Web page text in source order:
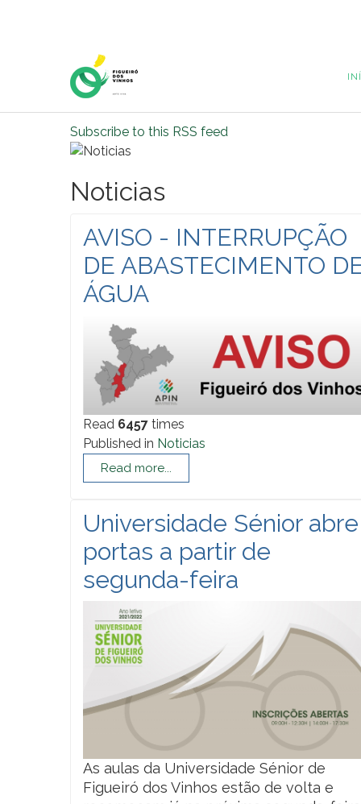
Subscribe to this RSS feed
Noticias
AVISO - INTERRUPÇÃO
DE ABASTECIMENTO
ÁGUA
Read 6457 times
Published in Noticias
Read more...
Universidade Sénior abre
portas a partir de
segunda-feira
As aulas da Universidade Sénior de
Figueiró dos Vinhos estão de volta e